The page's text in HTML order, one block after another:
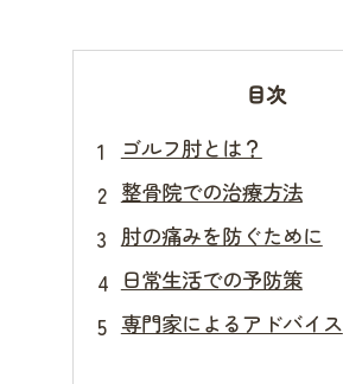
目次
ゴルフ肘とは？
整骨院での治療方法
肘の痛みを防ぐために
日常生活での予防策
専門家によるアドバイス